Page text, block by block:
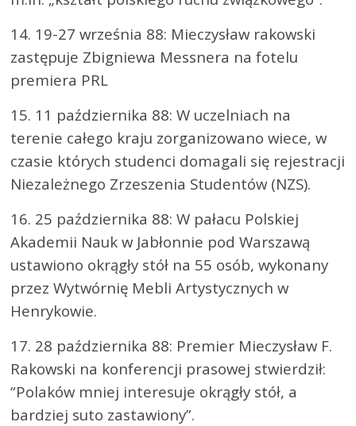
14. 19-27 września 88: Mieczysław rakowski
zastępuje Zbigniewa Messnera na fotelu
premiera PRL
15. 11 października 88: W uczelniach na
terenie całego kraju zorganizowano wiece, w
czasie których studenci domagali się rejestracji
Niezależnego Zrzeszenia Studentów (NZS).
16. 25 października 88: W pałacu Polskiej
Akademii Nauk w Jabłonnie pod Warszawą
ustawiono okrągły stół na 55 osób, wykonany
przez Wytwórnię Mebli Artystycznych w
Henrykowie.
17. 28 października 88: Premier Mieczysław F.
Rakowski na konferencji prasowej stwierdził:
“Polaków mniej interesuje okrągły stół, a
bardziej suto zastawiony”.